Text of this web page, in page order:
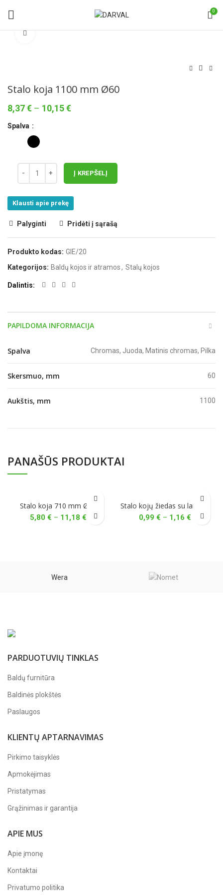
0
Stalo koja 1100 mm Ø60
8,37€ – 10,15€Price
Spalva
Į KREPŠELĮ
Klausti apie prekę
Palyginti Pridėti į sąrašą
Produkto kodas: GIE/20
Kategorijos: Baldų kojos ir atramos, Stalų kojos
Dalintis
PAPILDOMA INFORMACIJA
Spalva Chromas, Juoda, Matinis chromas, Pilka
Skersmuo, mm 60
Aukštis, mm 1100
PANAŠŪS PRODUKTAI
Stalo koja 710 mm Ø60
5,80 € – 11,18 € Price
Stalo kojų žiedas su laikikliu
0,99 € – 1,16 €Price
Wera
PARDUOTUVIŲ TINKLAS
Baldų furnitūra
Baldinės plokštės
Paslaugos
KLIENTŲ APTARNAVIMAS
Pirkimo taisyklės
Apmokėjimas
Pristatymas
Grąžinimas ir garantija
APIE MUS
Apie įmonę
Kontaktai
Privatumo politika